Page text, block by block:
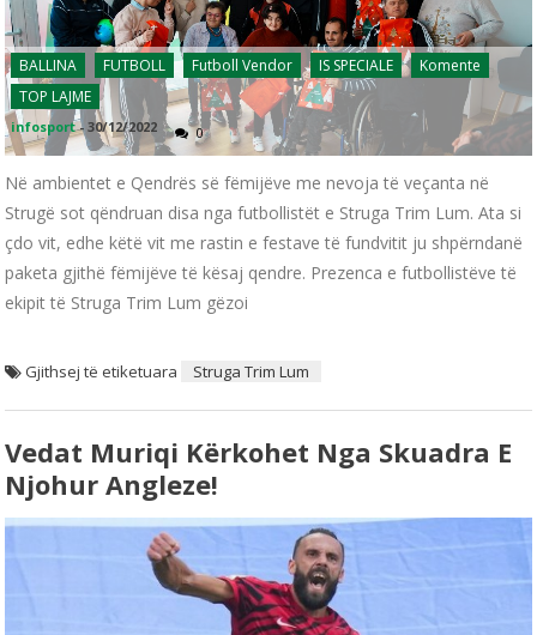
BALLINA FUTBOLL Futboll Vendor IS SPECIALE
Komente
TOP LAJME
infosport -30/12/2022 0
Në ambientet e Qendrës së fëmijëve me nevoja të veçanta në
Strugë sot qëndruan disa nga futbollistët e Struga Trim Lum. Ata si
çdo vit, edhe këtë vit me rastin e festave të fundvitit ju shpërndanë
paketa gjithë fëmijëve të kësaj qendre. Prezenca e futbollistëve të
ekipit të Struga Trim Lum gëzoi
Gjithsej të etiketuara Struga Trim Lum
Vedat Muriqi Kërkohet Nga Skuadra E
Njohur Angleze!